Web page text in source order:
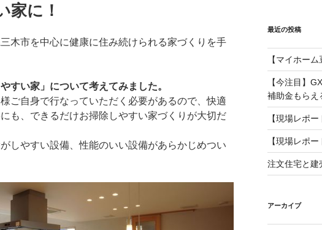
家に！
木市を中心に健康に住み続けられる家づくりを手
すい家」について考えてみました。
ご自身で行なっていただく必要があるので、快適
も、できるだけお掃除しやすい家づくりが大切だ
しやすい設備、性能のいい設備があらかじめつい
最近の投稿
【マイホー
【今注目】
補助金もらえ
【現場レポ
【現場レポ
注文住宅と建
アーカイブ